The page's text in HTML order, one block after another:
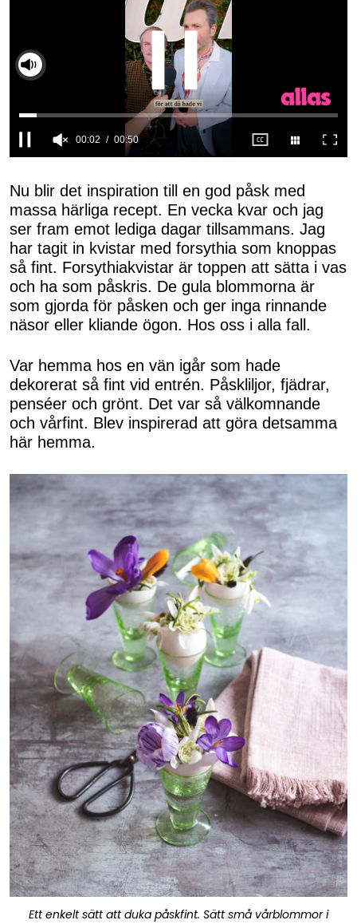
of
50
seconds
Nu blir det inspiration till en god påsk med
massa härliga recept. En vecka kvar och jag
ser fram emot lediga dagar tillsammans. Jag
har tagit in kvistar med forsythia som knoppas
så fint. Forsythiakvistar är toppen att sätta i vas
och ha som påskris. De gula blommorna är
som gjorda för påsken och ger inga rinnande
näsor eller kliande ögon. Hos oss i alla fall.
Var hemma hos en vän igår som hade
dekorerat så fint vid entrén. Påskliljor, fjädrar,
penséer och grönt. Det var så välkomnande
och vårfint. Blev inspirerad att göra detsamma
här hemma.
Ett enkelt sätt att duka påskfint. Sätt små vårblommor i